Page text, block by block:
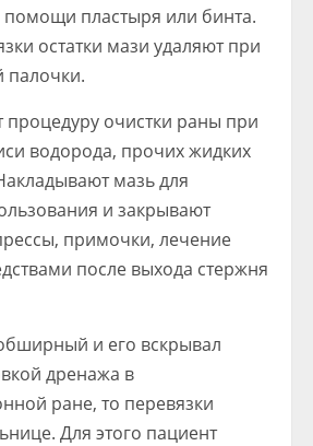
пластыря или бинта.
остатки мази удаляют при
процедуру очистки раны при
водорода, прочих жидких
мазь для
и закрывают
примочки, лечение
после выхода стержня
и его вскрывал
дренажа в
ране, то перевязки
Для этого пациент